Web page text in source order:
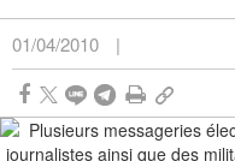
01/04/2010 |